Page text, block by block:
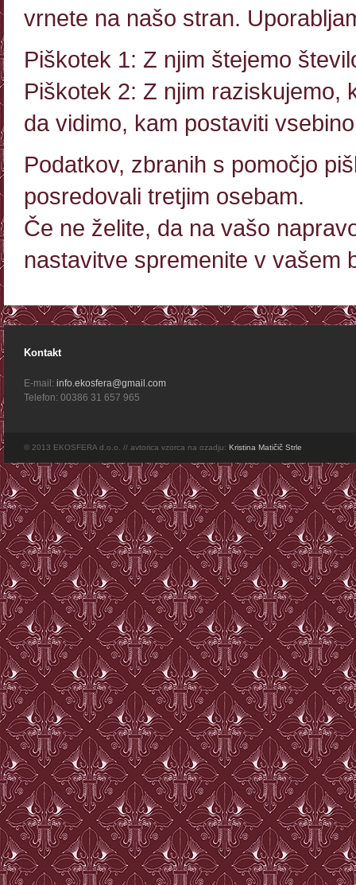
vrnete na našo stran.
Piškotek 1: Z njim štejemo
Piškotek 2: Z njim raziskujemo,
da vidimo, kam postaviti
Podatkov, zbranih s pomočjo
posredovali tretjim osebam.
Če ne želite, da na vašo
nastavitve spremenite v vašem
Kontakt
E-mail: info.ekosfera@gmail.com
Telefon: 00386 31 657 965
© 2013 EKOSFERA d.o.o. // avtorica vzorca na ozadju: Kristina Matičič Strle